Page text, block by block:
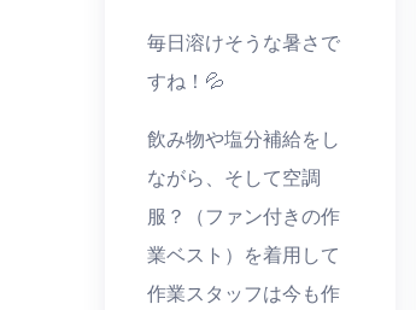
毎日溶けそうな暑さで
すね！💦
飲み物や塩分補給をし
ながら、そして空調
服？（ファン付きの作
業ベスト）を着用して
作業スタッフは今も作